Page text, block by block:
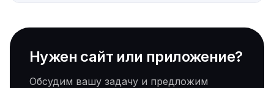
Нужен сайт или приложение?
Обсудим вашу задачу и предложим